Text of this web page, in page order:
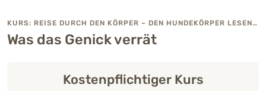
KURS: REISE DURCH DEN KÖRPER – DEN HUNDEKÖRPER LESEN LERNEN
Was das Genick verrät
Kostenpflichtiger Kurs